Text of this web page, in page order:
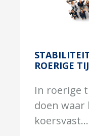
ROERIGE
In roerige
doen waar
koersvast...